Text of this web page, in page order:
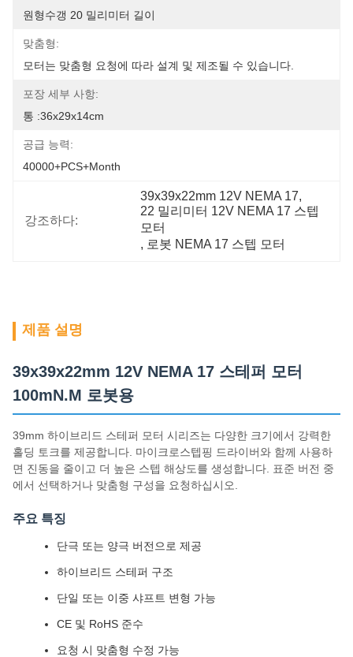
원형수갱 20 밀리미터 길이
맞춤형:
모터는 맞춤형 요청에 따라 설계 및 제조될 수 있습니다.
포장 세부 사항:
통 :36x29x14cm
공급 능력:
40000+PCS+Month
강조하다:
39x39x22mm 12V NEMA 17,
22 밀리미터 12V NEMA 17 스텝
모터
, 로봇 NEMA 17 스텝 모터
제품 설명
39x39x22mm 12V NEMA 17 스테퍼 모터
100mN.M 로봇용
39mm 하이브리드 스테퍼 모터 시리즈는 다양한 크기에서 강력한
홀딩 토크를 제공합니다. 마이크로스텝핑 드라이버와 함께 사용하
면 진동을 줄이고 더 높은 스텝 해상도를 생성합니다. 표준 버전 중
에서 선택하거나 맞춤형 구성을 요청하십시오.
주요 특징
단극 또는 양극 버전으로 제공
하이브리드 스테퍼 구조
단일 또는 이중 샤프트 변형 가능
CE 및 RoHS 준수
요청 시 맞춤형 수정 가능